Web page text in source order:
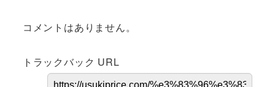
コメントはありません。
トラックバック URL